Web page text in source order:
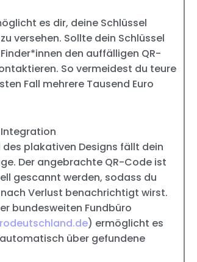
es dir, deine Schlüssel
versehen. Sollte dein Schlüssel
den auffälligen QR-
So vermeidest du teure
Fall mehrere Tausend Euro
plakativen Designs fällt dein
Der angebrachte QR-Code ist
gescannt werden, sodass du
Verlust benachrichtigt wirst.
bundesweiten Fundbüro
) ermöglicht es
über gefundene